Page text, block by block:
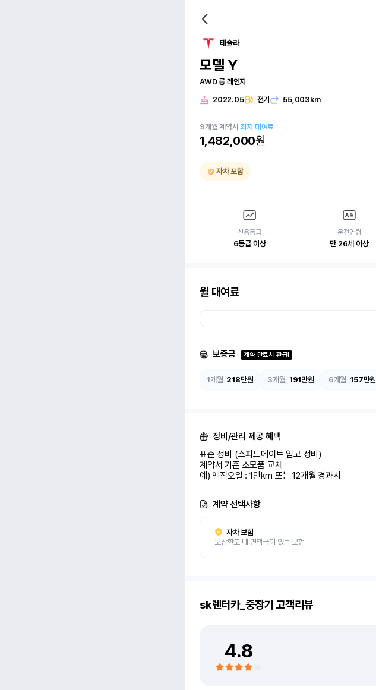
테슬라
모델 Y
AWD 롱 레인지
2022.05 전기 55,003km
9개월 계약시최저 대여료
1,482,000원
자차 포함
신용등급
6등급 이상
운전연령
만 26세 이상
월 대여료
보증금 계약 만료시 환급!
1개월 218만원 3개월 191만원 6개월 157만원
정비/관리 제공 혜택
표준 정비 (스피드메이트 입고 정비)
계약서 기준 소모품 교체
예) 엔진오일 : 1만km 또는 12개월 경과시
계약 선택사항
자차 보험
보상한도 내 면책금이 있는 보험
sk렌터카_중장기 고객리뷰
4.8